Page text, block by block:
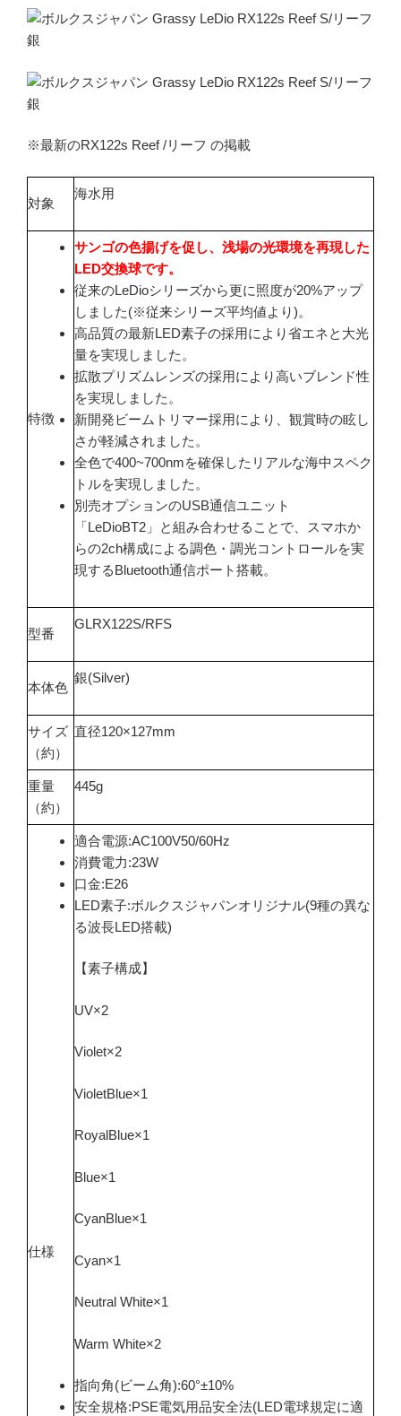
※最新のRX122s Reef /リーフ の掲載
対象
海水用
特徴
サンゴの色揚げを促し、浅場の光環境を再現した
LED交換球です。
従来のLeDioシリーズから更に照度が20%アップ
しました(※従来シリーズ平均値より)。
高品質の最新LED素子の採用により省エネと大光
量を実現しました。
拡散プリズムレンズの採用により高いブレンド性
を実現しました。
新開発ビームトリマー採用により、観賞時の眩し
さが軽減されました。
全色で400~700nmを確保したリアルな海中スペク
トルを実現しました。
別売オプションのUSB通信ユニット
「LeDioBT2」と組み合わせることで、スマホか
らの2ch構成による調色・調光コントロールを実
現するBluetooth通信ポート搭載。
型番
GLRX122S/RFS
本体色
銀(Silver)
サイズ
（約）
直径120×127mm
重量
（約）
445g
仕様
適合電源:AC100V50/60Hz
消費電力:23W
口金:E26
LED素子:ボルクスジャパンオリジナル(9種の異な
る波長LED搭載)
【素子構成】
UV×2
Violet×2
VioletBlue×1
RoyalBlue×1
Blue×1
CyanBlue×1
Cyan×1
Neutral White×1
Warm White×2
指向角(ビーム角):60°±10%
安全規格:PSE電気用品安全法(LED電球規定に適